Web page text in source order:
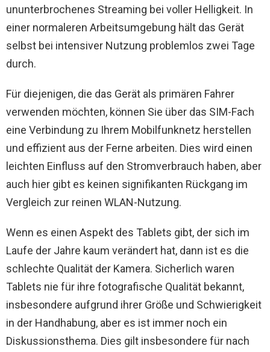
ununterbrochenes Streaming bei voller Helligkeit. In
einer normaleren Arbeitsumgebung hält das Gerät
selbst bei intensiver Nutzung problemlos zwei Tage
durch.
Für diejenigen, die das Gerät als primären Fahrer
verwenden möchten, können Sie über das SIM-Fach
eine Verbindung zu Ihrem Mobilfunknetz herstellen
und effizient aus der Ferne arbeiten. Dies wird einen
leichten Einfluss auf den Stromverbrauch haben, aber
auch hier gibt es keinen signifikanten Rückgang im
Vergleich zur reinen WLAN-Nutzung.
Wenn es einen Aspekt des Tablets gibt, der sich im
Laufe der Jahre kaum verändert hat, dann ist es die
schlechte Qualität der Kamera. Sicherlich waren
Tablets nie für ihre fotografische Qualität bekannt,
insbesondere aufgrund ihrer Größe und Schwierigkeit
in der Handhabung, aber es ist immer noch ein
Diskussionsthema. Dies gilt insbesondere für nach